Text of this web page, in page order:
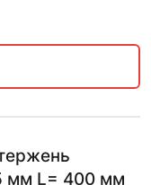
мм L= 400 мм